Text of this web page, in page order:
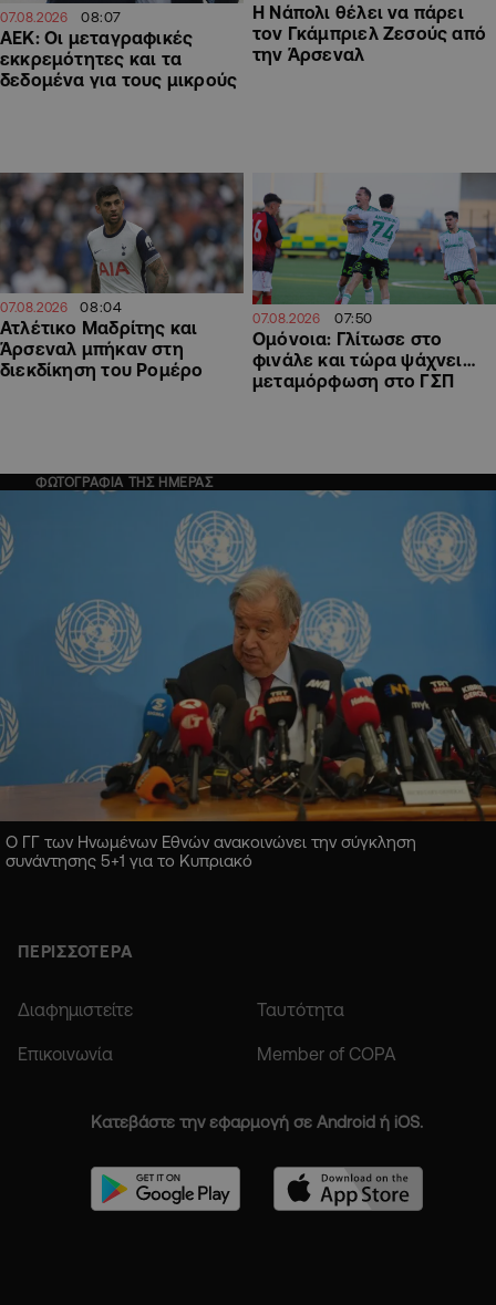
07.08.2026 08:07
ΑΕΚ: Οι μεταγραφικές
εκκρεμότητες και τα
δεδομένα για τους μικρούς
Η Νάπολι θέλει να πάρει
τον Γκάμπριελ Ζεσούς από
την Άρσεναλ
07.08.2026 08:04
Ατλέτικο Μαδρίτης και
Άρσεναλ μπήκαν στη
διεκδίκηση του Ρομέρο
07.08.2026 07:50
Ομόνοια: Γλίτωσε στο
φινάλε και τώρα ψάχνει…
μεταμόρφωση στο ΓΣΠ
ΦΩΤΟΓΡΑΦΙΑ ΤΗΣ ΗΜΕΡΑΣ
Ο ΓΓ των Ηνωμένων Εθνών ανακοινώνει την σύγκληση
συνάντησης 5+1 για το Κυπριακό
ΠΕΡΙΣΣΟΤΕΡΑ
Διαφημιστείτε Ταυτότητα
Επικοινωνία Member of COPA
Κατεβάστε την εφαρμογή σε Android ή iOS.